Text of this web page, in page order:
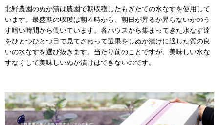
北野農園のぬか漬は農園で朝収穫したもぎたての水なすを使用して
います。最盛期の収穫は朝４時から、朝日が昇るか昇らないかのう
す暗い時間から働いています。各ハウスから集まってきた水なす達
をひとつひとつ目で見てさわって選果をしぬか漬けに適した質の良
いの水なすを選び抜きます。当たり前のことですが、美味しい水な
すなくして美味しいぬか漬けはできないのです。